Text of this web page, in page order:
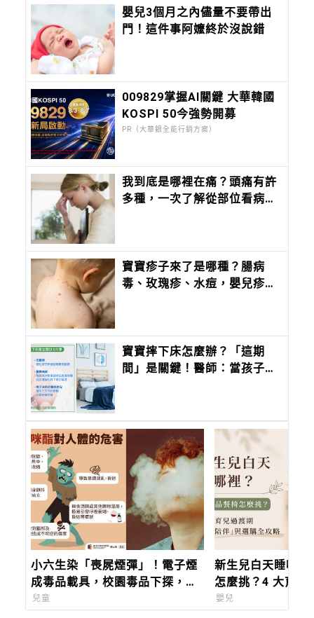
嬰兒3個月之內儘量不要帶出
門！這件事阿嬤終於沒說錯
009829掌握AI關鍵 大華韓國
KOSPI 50今強勢開募
PR（大華銀全能行銷方案）
我到底是哪裡在痛？頭痛有許
多種，一次了解從部位看病因
寶寶疹子來了是哪種？腸病
毒、玫瑰疹、水痘，嬰兒疹子
寶寶摔下床怎麼辦？「這期
間」是關鍵！醫師：當孩子出
小六生染「喪屍煙彈」！電子煙
成毒品載具，校園毒品下探，教
育部9月推唾液快篩
兒童
新生兒白天睡哪裡
怎麼挑？4 大育兒
陪伴」與選購全攻
嬰兒